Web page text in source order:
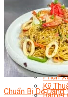
Sắc Đẹp
Kỹ
Quản
Khởi
Kinh
Chăm
Trang
Phun
Kỹ
Chuẩn Bị Dễ